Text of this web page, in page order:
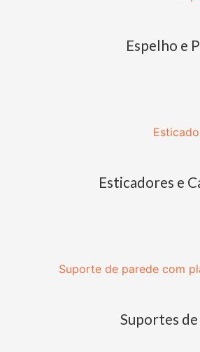
Espelho e
Esticadores e
Suportes